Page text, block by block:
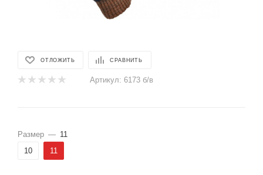
ОТЛОЖИТЬ СРАВНИТЬ
Артикул: 6173 б/в
Размер — 11
10
11